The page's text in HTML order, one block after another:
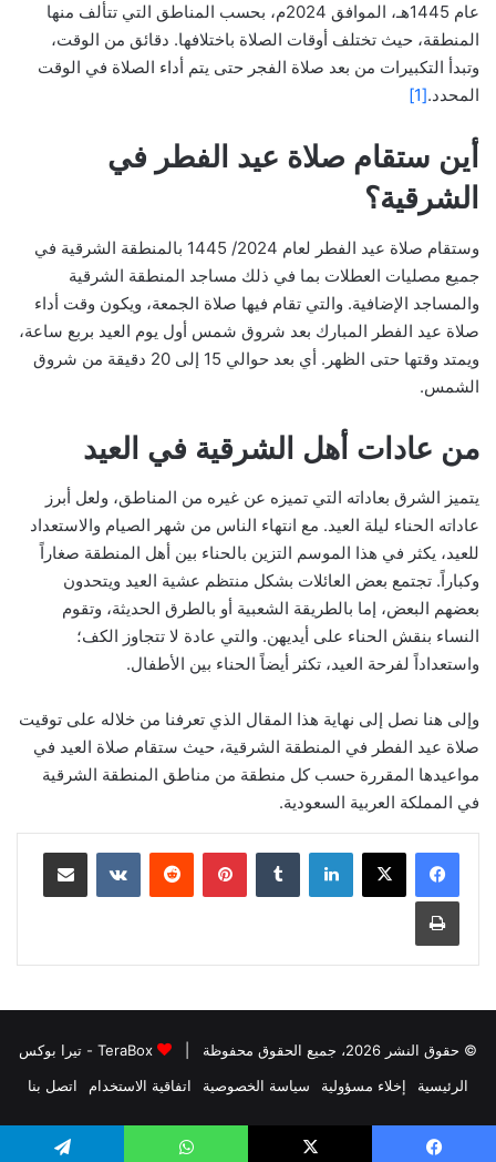
عام 1445هـ، الموافق 2024م، بحسب المناطق التي تتألف منها
المنطقة، حيث تختلف أوقات الصلاة باختلافها. دقائق من الوقت،
وتبدأ التكبيرات من بعد صلاة الفجر حتى يتم أداء الصلاة في الوقت
المحدد.[1]
أين ستقام صلاة عيد الفطر في
الشرقية؟
وستقام صلاة عيد الفطر لعام 2024/ 1445 بالمنطقة الشرقية في
جميع مصليات العطلات بما في ذلك مساجد المنطقة الشرقية
والمساجد الإضافية. والتي تقام فيها صلاة الجمعة، ويكون وقت أداء
صلاة عيد الفطر المبارك بعد شروق شمس أول يوم العيد بربع ساعة،
ويمتد وقتها حتى الظهر. أي بعد حوالي 15 إلى 20 دقيقة من شروق
الشمس.
من عادات أهل الشرقية في العيد
يتميز الشرق بعاداته التي تميزه عن غيره من المناطق، ولعل أبرز
عاداته الحناء ليلة العيد. مع انتهاء الناس من شهر الصيام والاستعداد
للعيد، يكثر في هذا الموسم التزين بالحناء بين أهل المنطقة صغاراً
وكباراً. تجتمع بعض العائلات بشكل منتظم عشية العيد ويتحدون
بعضهم البعض، إما بالطريقة الشعبية أو بالطرق الحديثة، وتقوم
النساء بنقش الحناء على أيديهن. والتي عادة لا تتجاوز الكف؛
واستعداداً لفرحة العيد، تكثر أيضاً الحناء بين الأطفال.
وإلى هنا نصل إلى نهاية هذا المقال الذي تعرفنا من خلاله على توقيت
صلاة عيد الفطر في المنطقة الشرقية، حيث ستقام صلاة العيد في
مواعيدها المقررة حسب كل منطقة من مناطق المنطقة الشرقية
في المملكة العربية السعودية.
لينكدإن بينتيريست مشاركة عبر البريد
طباعة
© حقوق النشر 2026، جميع الحقوق محفوظة |
TeraBox - تيرا بوكس
الرئيسية
إخلاء مسؤولية سياسة الخصوصية اتفاقية الاستخدام اتصل بنا